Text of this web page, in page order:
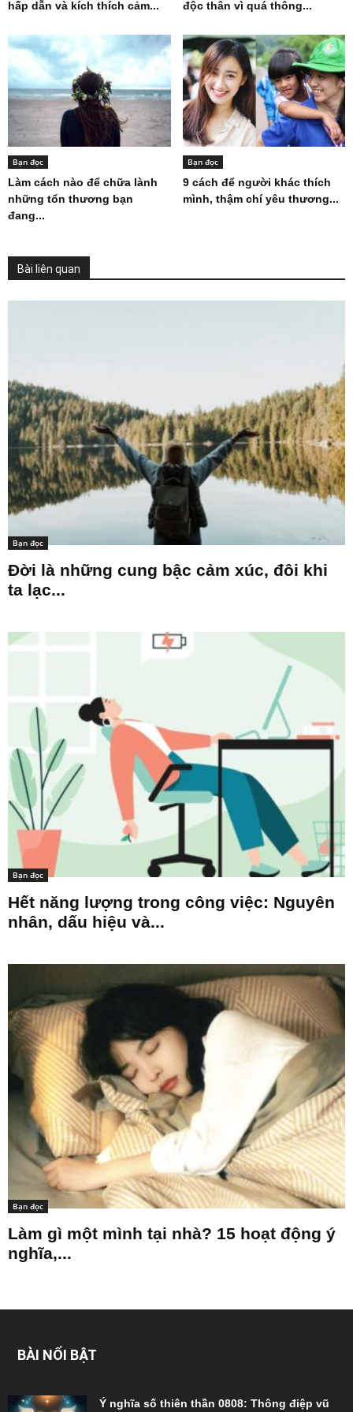
hấp dẫn và kích thích cảm... độc thân vì quá thông...
Bạn đọc
Làm cách nào để chữa lành
những tổn thương bạn
đang...
Bạn đọc
9 cách để người khác thích
mình, thậm chí yêu thương...
Bài liên quan
Bạn đọc
Đời là những cung bậc cảm xúc, đôi khi
ta lạc...
Bạn đọc
Hết năng lượng trong công việc: Nguyên
nhân, dấu hiệu và...
Bạn đọc
Làm gì một mình tại nhà? 15 hoạt động ý
nghĩa,...
BÀI NỔI BẬT
Ý nghĩa số thiên thần 0808: Thông điệp vũ